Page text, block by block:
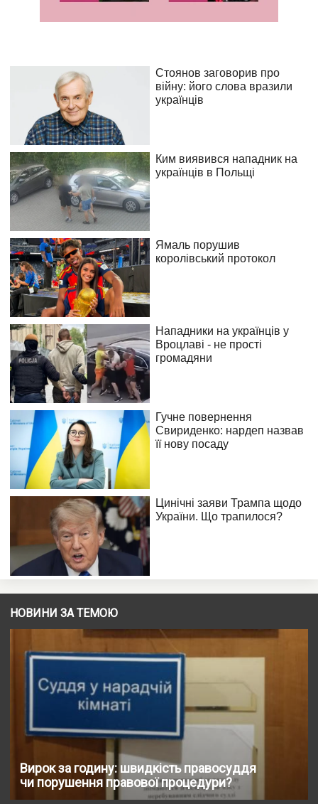
НОВИНИ ЗА ТЕМОЮ
Вирок за годину: швидкість правосуддя
чи порушення правової процедури?